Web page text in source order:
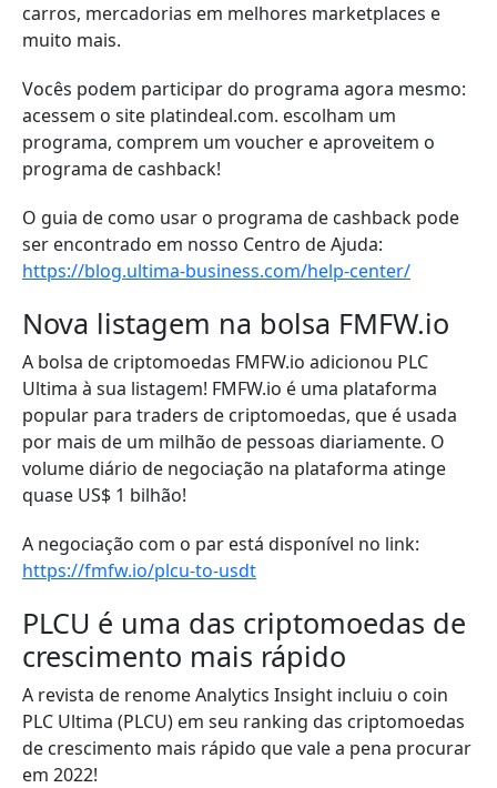
carros, mercadorias em melhores marketplaces e
muito mais.
Vocês podem participar do programa agora mesmo:
acessem o site platindeal.com. escolham um
programa, comprem um voucher e aproveitem o
programa de cashback!
O guia de como usar o programa de cashback pode
ser encontrado em nosso Centro de Ajuda:
https://blog.ultima-business.com/help-center/
Nova listagem na bolsa FMFW.io
A bolsa de criptomoedas FMFW.io adicionou PLC
Ultima à sua listagem! FMFW.io é uma plataforma
popular para traders de criptomoedas, que é usada
por mais de um milhão de pessoas diariamente. O
volume diário de negociação na plataforma atinge
quase US$ 1 bilhão!
A negociação com o par está disponível no link:
https://fmfw.io/plcu-to-usdt
PLCU é uma das criptomoedas de
crescimento mais rápido
A revista de renome Analytics Insight incluiu o coin
PLC Ultima (PLCU) em seu ranking das criptomoedas
de crescimento mais rápido que vale a pena procurar
em 2022!